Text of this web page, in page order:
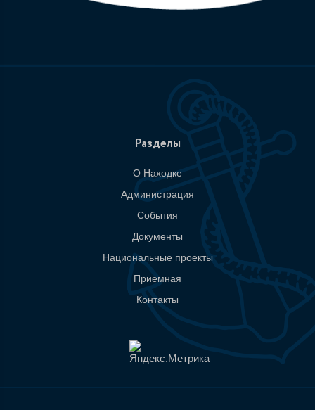
Разделы
О Находке
Администрация
События
Документы
Национальные проекты
Приемная
Контакты